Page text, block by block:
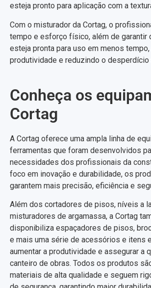
esteja pronto para aplicação com a
Com o misturador da Cortag, o
tempo e esforço físico, além de garantir
esteja pronta para uso em menos tempo,
produtividade e reduzindo o desperdício
Conheça os
Cortag
A Cortag oferece uma ampla linha de
ferramentas que foram desenvolvidos
necessidades dos profissionais da
foco em inovação e durabilidade, os
garantem mais precisão, eficiência e
Além dos cortadores de pisos, níveis a
misturadores de argamassa, a Cortag
disponibiliza espaçadores de pisos,
e mais uma série de acessórios e itens
aumentar a produtividade e assegurar a
canteiro de obras. Todos os produtos
materiais de alta qualidade e seguem